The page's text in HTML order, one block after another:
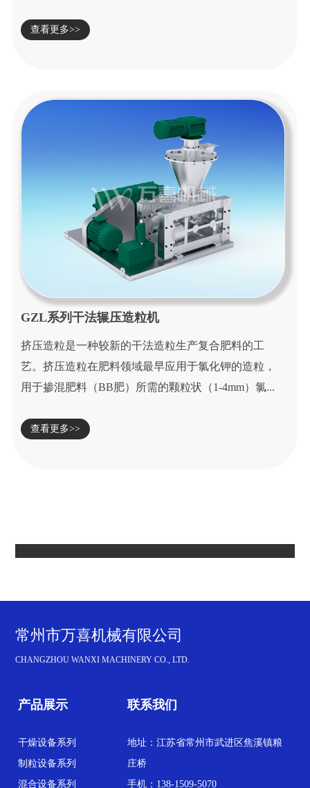
查看更多>>
GZL系列干法辗压造粒机
挤压造粒是一种较新的干法造粒生产复合肥料的工
艺。挤压造粒在肥料领域最早应用于氯化钾的造粒，
用于掺混肥料（BB肥）所需的颗粒状（1-4mm）氯...
查看更多>>
常州市万喜机械有限公司
CHANGZHOU WANXI MACHINERY CO., LTD.
产品展示
干燥设备系列
制粒设备系列
混合设备系列
联系我们
地址：江苏省常州市武进区焦溪镇粮
庄桥
手机：138-1509-5070